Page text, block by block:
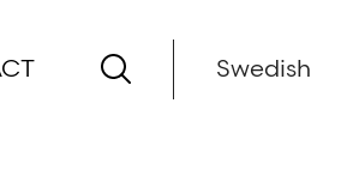
Swedish